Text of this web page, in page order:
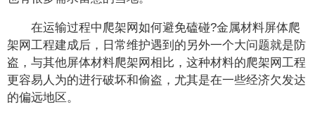
在运输过程中爬架网如何避免磕碰?金属材料屏体爬
架网工程建成后，日常维护遇到的另外一个大问题就是防
盗，与其他屏体材料爬架网相比，这种材料的爬架网工程
更容易人为的进行破坏和偷盗，尤其是在一些经济欠发达
的偏远地区。